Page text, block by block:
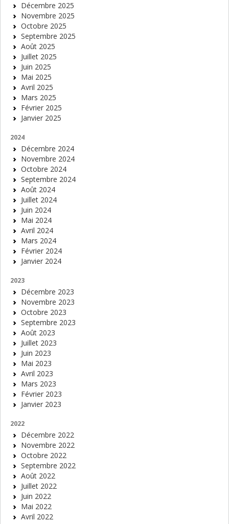
Décembre 2025
Novembre 2025
Octobre 2025
Septembre 2025
Août 2025
Juillet 2025
Juin 2025
Mai 2025
Avril 2025
Mars 2025
Février 2025
Janvier 2025
2024
Décembre 2024
Novembre 2024
Octobre 2024
Septembre 2024
Août 2024
Juillet 2024
Juin 2024
Mai 2024
Avril 2024
Mars 2024
Février 2024
Janvier 2024
2023
Décembre 2023
Novembre 2023
Octobre 2023
Septembre 2023
Août 2023
Juillet 2023
Juin 2023
Mai 2023
Avril 2023
Mars 2023
Février 2023
Janvier 2023
2022
Décembre 2022
Novembre 2022
Octobre 2022
Septembre 2022
Août 2022
Juillet 2022
Juin 2022
Mai 2022
Avril 2022